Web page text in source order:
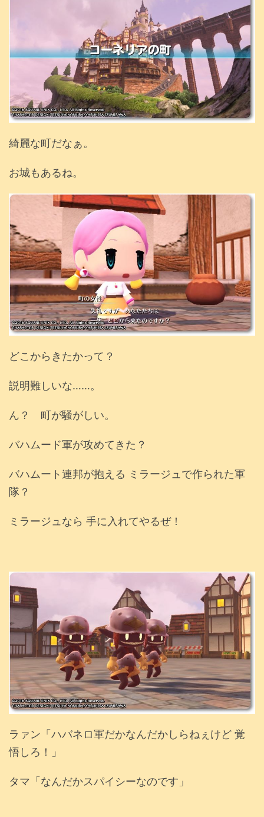
綺麗な町だなぁ。
お城もあるね。
どこからきたかって？
説明難しいな……。
ん？ 町が騒がしい。
バハムード軍が攻めてきた？
バハムート連邦が抱える ミラージュで作られた軍
隊？
ミラージュなら 手に入れてやるぜ！
ラァン「ハバネロ軍だかなんだかしらねぇけど 覚
悟しろ！」
タマ「なんだかスパイシーなのです」